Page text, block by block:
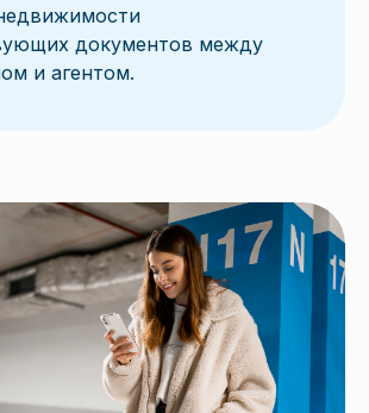
документов между
и агентом.